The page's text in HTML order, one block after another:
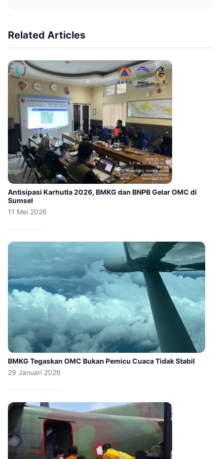
Related Articles
Antisipasi Karhutla 2026, BMKG dan BNPB Gelar OMC di
Sumsel
11 Mei 2026
BMKG Tegaskan OMC Bukan Pemicu Cuaca Tidak Stabil
29 Januari 2026